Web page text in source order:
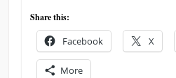
Share this:
Facebook X
More